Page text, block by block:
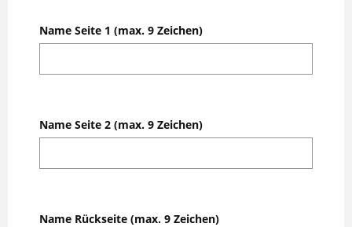
Name Seite 1 (max. 9 Zeichen)
Name Seite 2 (max. 9 Zeichen)
Name Rückseite (max. 9 Zeichen)